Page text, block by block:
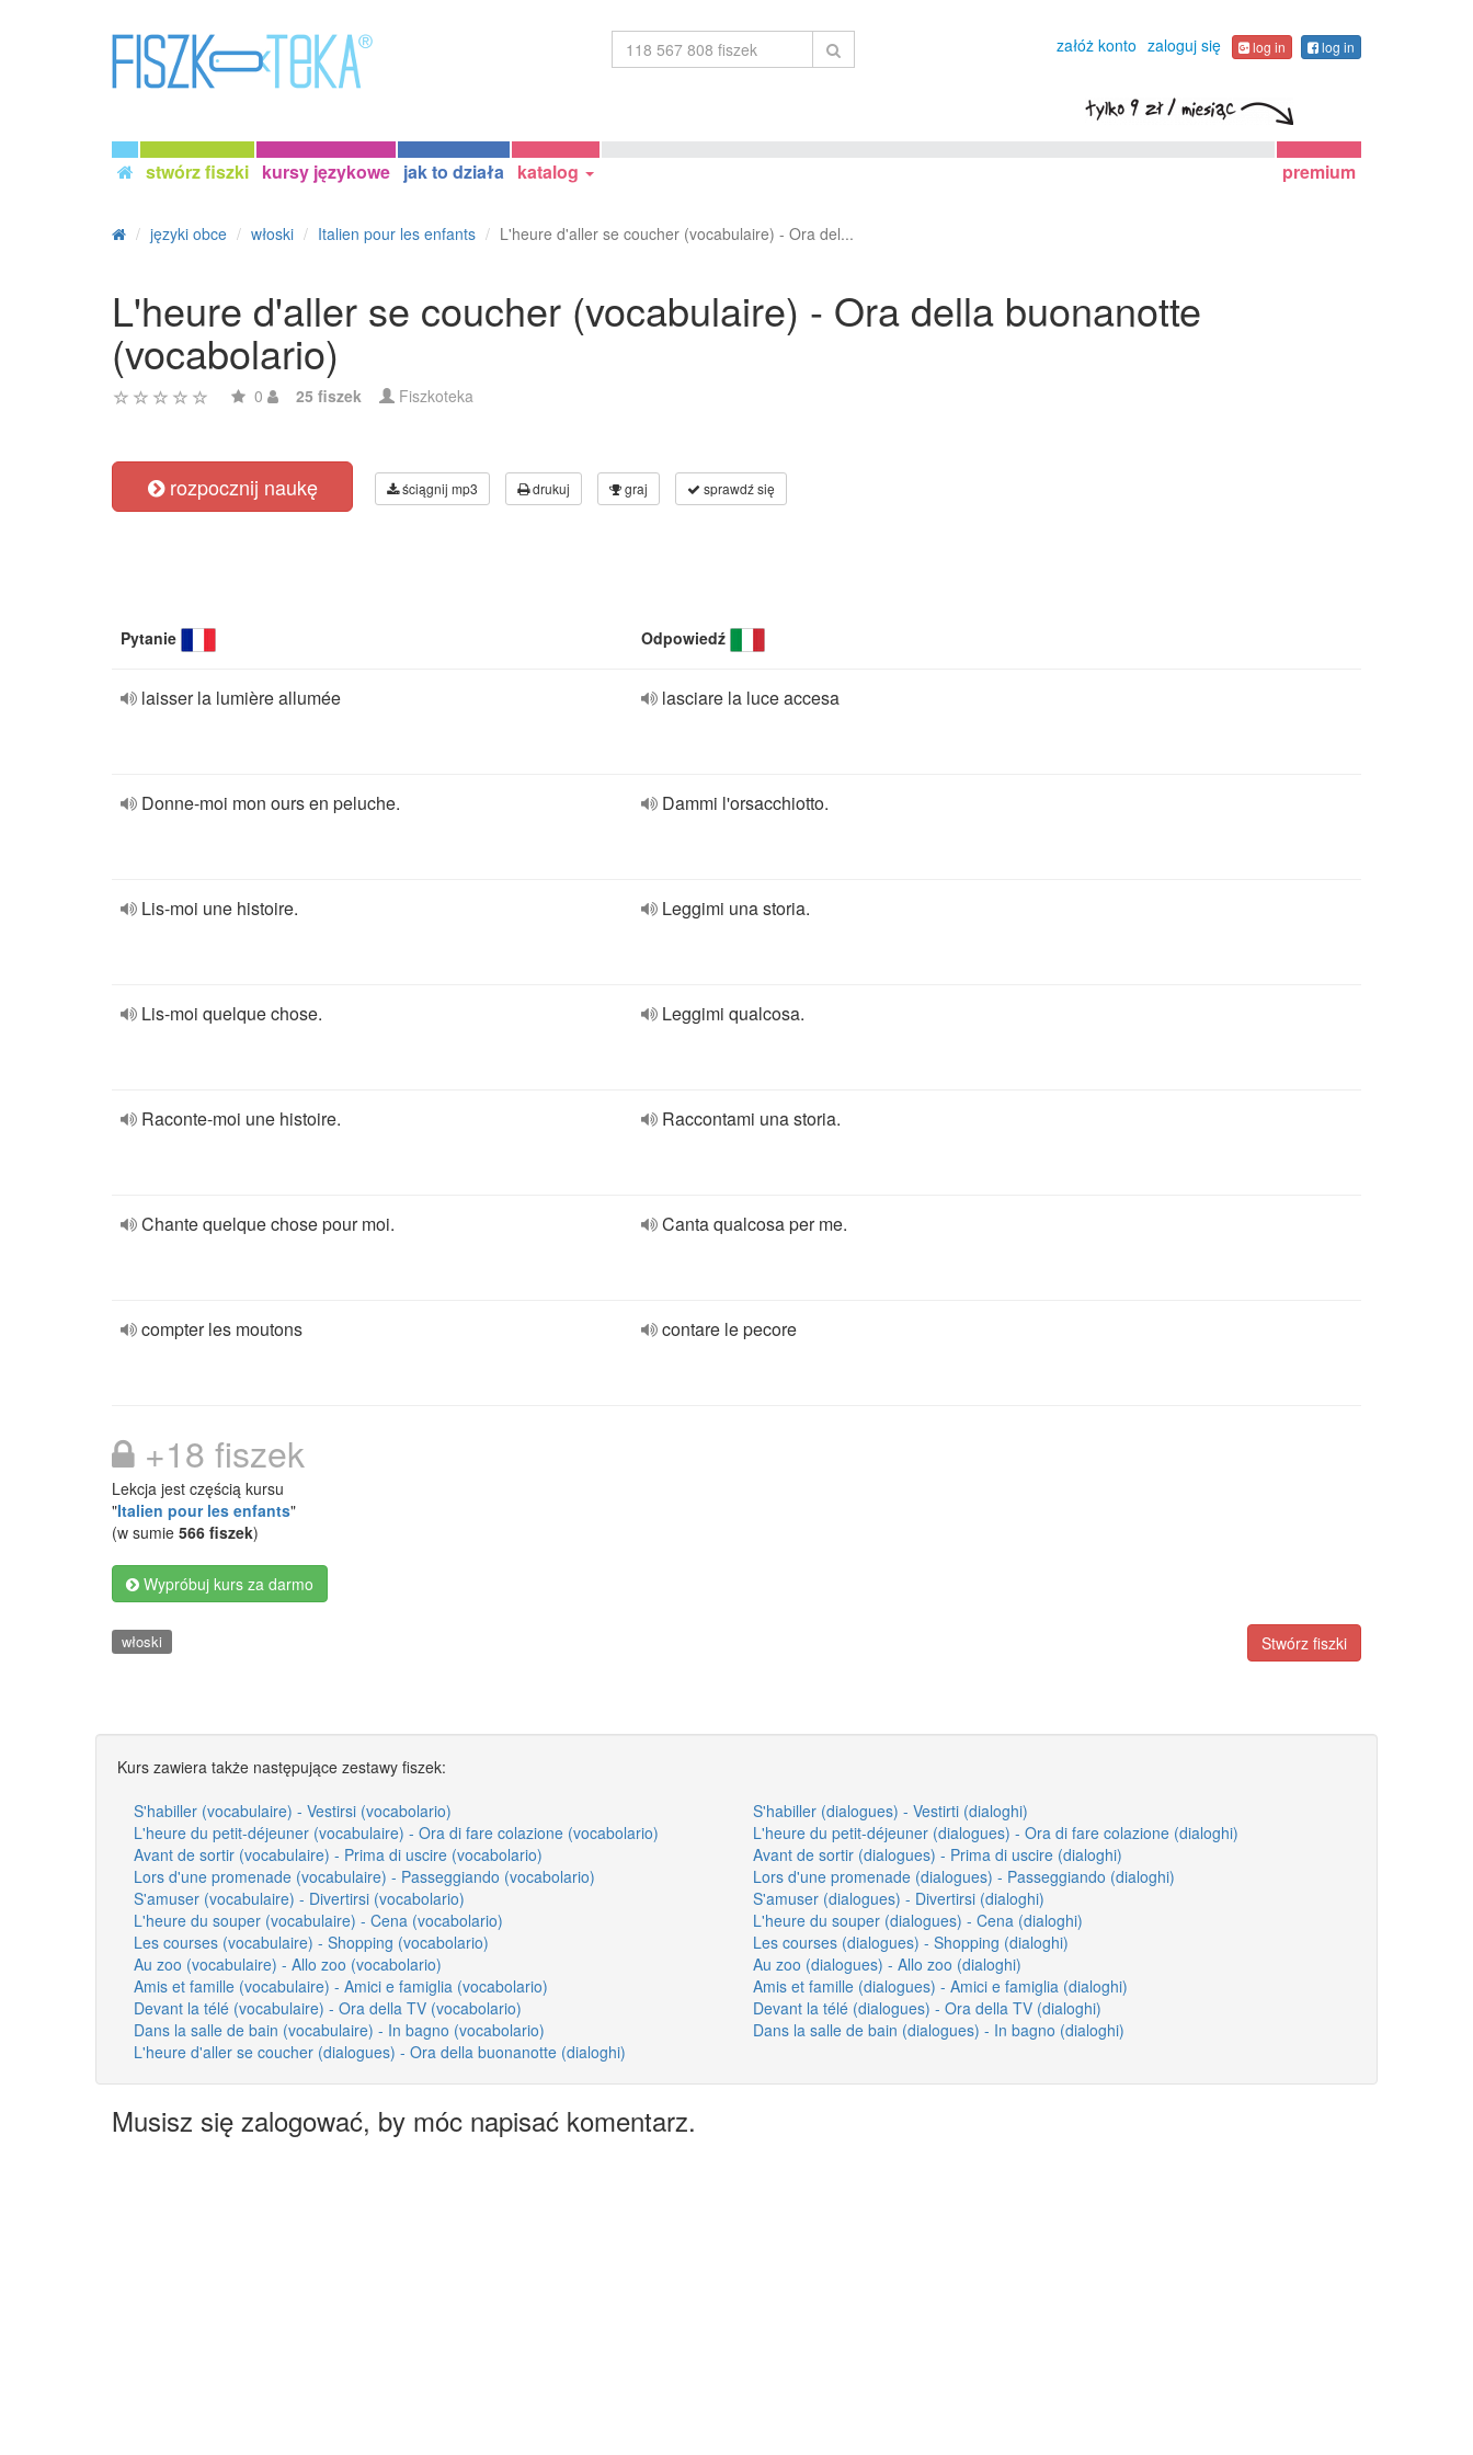
załóż konto zaloguj się log in log in
stwórz fiszki kursy językowe jak to działa katalog premium
języki obce włoski Italien pour les enfants L'heure d'aller se coucher (vocabulaire) - Ora del...
L'heure d'aller se coucher (vocabulaire) - Ora della buonanotte
(vocabolario)
0 25 fiszek Fiszkoteka
rozpocznij naukę ściągnij mp3 drukuj graj sprawdź się
Pytanie Odpowiedź
laisser la lumière allumée lasciare la luce accesa
Donne-moi mon ours en peluche. Dammi l'orsacchiotto.
Lis-moi une histoire. Leggimi una storia.
Lis-moi quelque chose. Leggimi qualcosa.
Raconte-moi une histoire. Raccontami una storia.
Chante quelque chose pour moi. Canta qualcosa per me.
compter les moutons contare le pecore
+18 fiszek
Lekcja jest częścią kursu
"Italien pour les enfants"
(w sumie 566 fiszek)
Wypróbuj kurs za darmo
Stwórz fiszki
włoski
Kurs zawiera także następujące zestawy fiszek:
S'habiller (vocabulaire) - Vestirsi (vocabolario)
S'habiller (dialogues) - Vestirti (dialoghi)
L'heure du petit-déjeuner (vocabulaire) - Ora di fare colazione (vocabolario)
L'heure du petit-déjeuner (dialogues) - Ora di fare colazione (dialoghi)
Avant de sortir (vocabulaire) - Prima di uscire (vocabolario)
Avant de sortir (dialogues) - Prima di uscire (dialoghi)
Lors d'une promenade (vocabulaire) - Passeggiando (vocabolario)
Lors d'une promenade (dialogues) - Passeggiando (dialoghi)
S'amuser (vocabulaire) - Divertirsi (vocabolario)
S'amuser (dialogues) - Divertirsi (dialoghi)
L'heure du souper (vocabulaire) - Cena (vocabolario)
L'heure du souper (dialogues) - Cena (dialoghi)
Les courses (vocabulaire) - Shopping (vocabolario)
Les courses (dialogues) - Shopping (dialoghi)
Au zoo (vocabulaire) - Allo zoo (vocabolario)
Au zoo (dialogues) - Allo zoo (dialoghi)
Amis et famille (vocabulaire) - Amici e famiglia (vocabolario)
Amis et famille (dialogues) - Amici e famiglia (dialoghi)
Devant la télé (vocabulaire) - Ora della TV (vocabolario)
Devant la télé (dialogues) - Ora della TV (dialoghi)
Dans la salle de bain (vocabulaire) - In bagno (vocabolario)
Dans la salle de bain (dialogues) - In bagno (dialoghi)
L'heure d'aller se coucher (dialogues) - Ora della buonanotte (dialoghi)
Musisz się zalogować, by móc napisać komentarz.